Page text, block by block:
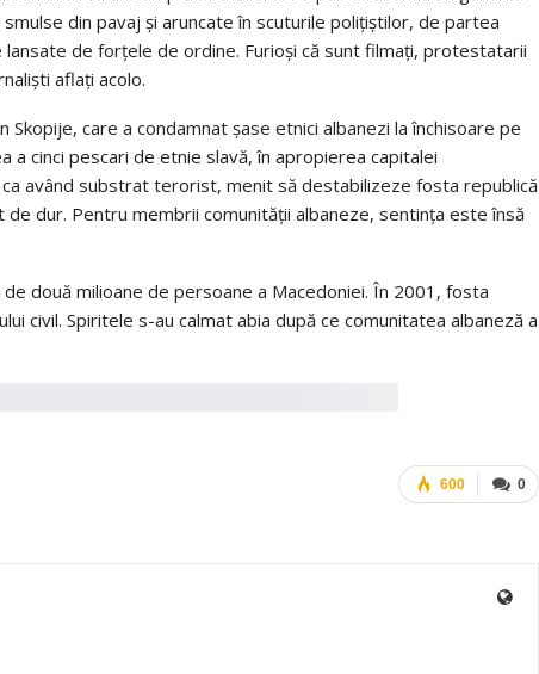
din pavaj şi aruncate în scuturile poliţiştilor, de partea
de forţele de ordine. Furioşi că sunt filmaţi, protestatarii
aflaţi acolo.
Skopije, care a condamnat şase etnici albanezi la închisoare pe
a cinci pescari de etnie slavă, în apropierea capitalei
având substrat terorist, menit să destabilizeze fosta republică
dur. Pentru membrii comunităţii albaneze, sentinţa este însă
două milioane de persoane a Macedoniei. În 2001, fosta
civil. Spiritele s-au calmat abia după ce comunitatea albaneză a
0
600